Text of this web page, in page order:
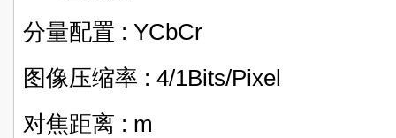
分量配置 : YCbCr
图像压缩率 : 4/1Bits/Pixel
对焦距离 : m